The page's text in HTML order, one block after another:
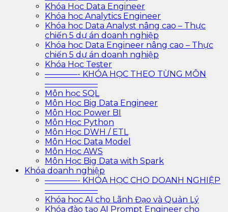
Khóa Học Data Engineer
Khóa học Analytics Engineer
Khóa học Data Analyst nâng cao – Thực
chiến 5 dự án doanh nghiệp
Khóa học Data Engineer nâng cao – Thực
chiến 5 dự án doanh nghiệp
Khóa Học Tester
————- KHÓA HỌC THEO TỪNG MÔN
——————–
Môn học SQL
Môn Học Big Data Engineer
Môn Học Power BI
Môn Học Python
Môn Học DWH / ETL
Môn Học Data Model
Môn Học AWS
Môn Học Big Data with Spark
Khóa doanh nghiệp
————- KHÓA HỌC CHO DOANH NGHIỆP
——————–
Khóa học AI cho Lãnh Đạo và Quản Lý
Khóa đào tạo AI Prompt Engineer cho